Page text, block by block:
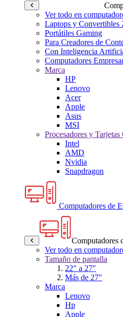
Ver todo en
Laptops y Convertibles
Portátiles Gaming
Para Creadores de
Con Inteligencia
Computadores
Marca
HP
Lenovo
Acer
Apple
Asus
MSI
Procesadores y Tarjetas
Intel
AMD
Nvidia
Snapdragon
Computadores de
Computadores
Ver todo en
Tamaño de pantalla
22" a 27"
Más de 27"
Marca
Lenovo
Hp
Apple